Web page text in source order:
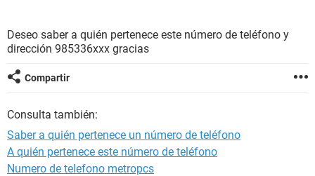
Deseo saber a quién pertenece este número de teléfono y
dirección 985336xxx gracias
Compartir
Consulta también:
Saber a quién pertenece un número de teléfono
A quién pertenece este número de teléfono
Numero de telefono metropcs